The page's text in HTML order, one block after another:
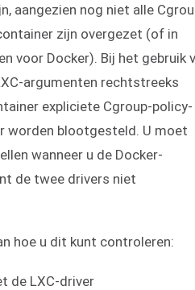
aangezien nog niet alle
zijn overgezet (of in
voor Docker). Bij het gebruik
argumenten rechtstreeks
expliciete Cgroup-policy-
worden blootgesteld. U moet
wanneer u de Docker-
de twee drivers niet
hoe u dit kunt controleren:
de LXC-driver